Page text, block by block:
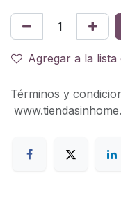
Agregar a la lista
Términos y